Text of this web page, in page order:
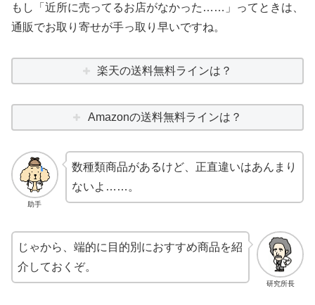
もし「近所に売ってるお店がなかった……」ってときは、
通販でお取り寄せが手っ取り早いですね。
楽天の送料無料ラインは？
Amazonの送料無料ラインは？
助手
数種類商品があるけど、正直違いはあんまり
ないよ……。
研究所長
じゃから、端的に目的別におすすめ商品を紹
介しておくぞ。